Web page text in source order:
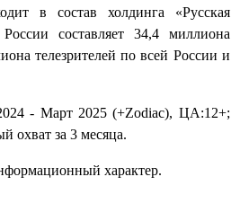
в состав холдинга «Русская
составляет 34,4 миллиона
телезрителей по всей России и
- Март 2025 (+Zodiac), ЦА:12+;
охват за 3 месяца.
характер.